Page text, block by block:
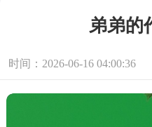
弟弟的
时间：2026-06-16 04:00:36